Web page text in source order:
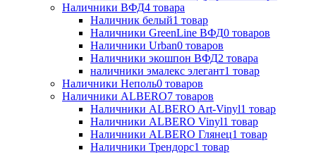
Наличники ВФД4 товара
Наличник белый1 товар
Наличники GreenLine ВФД0 товаров
Наличники Urban0 товаров
Наличники экошпон ВФД2 товара
наличники эмалекс элегант1 товар
Наличники Неполь0 товаров
Наличники ALBERO7 товаров
Наличники ALBERO Art-Vinyl1 товар
Наличники ALBERO Vinyl1 товар
Наличники ALBERO Глянец1 товар
Наличники Трендорс1 товар